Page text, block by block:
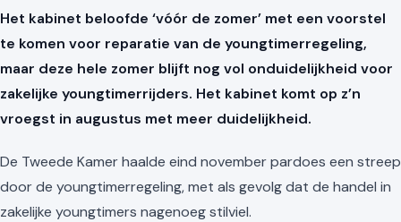
Het kabinet beloofde ‘vóór de zomer’ met een voorstel
te komen voor reparatie van de youngtimerregeling,
maar deze hele zomer blijft nog vol onduidelijkheid voor
zakelijke youngtimerrijders. Het kabinet komt op z’n
vroegst in augustus met meer duidelijkheid.
De Tweede Kamer haalde eind november pardoes een streep
door de youngtimerregeling, met als gevolg dat de handel in
zakelijke youngtimers nagenoeg stilviel.